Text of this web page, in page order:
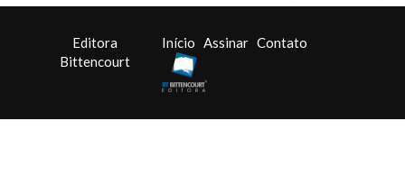
Editora
Bittencourt
Início Assinar Contato